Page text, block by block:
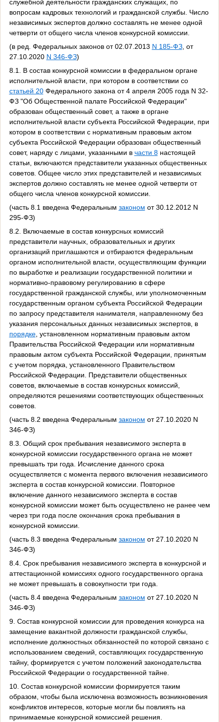
служебной деятельности гражданских служащих, по
вопросам кадровых технологий и гражданской службы. Число
независимых экспертов должно составлять не менее одной
четверти от общего числа членов конкурсной комиссии.
(в ред. Федеральных законов от 02.07.2013 N 185-ФЗ, от
27.10.2020 N 346-ФЗ)
8.1. В состав конкурсной комиссии в федеральном органе
исполнительной власти, при котором в соответствии со
статьей 20Федерального закона от 4 апреля 2005 года N 32-
ФЗ "Об Общественной палате Российской Федерации"
образован общественный совет, а также в органе
исполнительной власти субъекта Российской Федерации, при
котором в соответствии с нормативным правовым актом
субъекта Российской Федерации образован общественный
совет, наряду с лицами, указанными в части 8настоящей
статьи, включаются представители указанных общественных
советов. Общее число этих представителей и независимых
экспертов должно составлять не менее одной четверти от
общего числа членов конкурсной комиссии.
(часть 8.1 введена Федеральным законом от 30.12.2012 N
295-ФЗ)
8.2. Включаемые в состав конкурсных комиссий
представители научных, образовательных и других
организаций приглашаются и отбираются федеральным
органом исполнительной власти, осуществляющим функции
по выработке и реализации государственной политики и
нормативно-правовому регулированию в сфере
государственной гражданской службы, или уполномоченным
государственным органом субъекта Российской Федерации
по запросу представителя нанимателя, направленному без
указания персональных данных независимых экспертов, в
порядке, установленном нормативным правовым актом
Правительства Российской Федерации или нормативным
правовым актом субъекта Российской Федерации, принятым
с учетом порядка, установленного Правительством
Российской Федерации. Представители общественных
советов, включаемые в состав конкурсных комиссий,
определяются решениями соответствующих общественных
советов.
(часть 8.2 введена Федеральным законом от 27.10.2020 N
346-ФЗ)
8.3. Общий срок пребывания независимого эксперта в
конкурсной комиссии государственного органа не может
превышать три года. Исчисление данного срока
осуществляется с момента первого включения независимого
эксперта в состав конкурсной комиссии. Повторное
включение данного независимого эксперта в состав
конкурсной комиссии может быть осуществлено не ранее чем
через три года после окончания срока пребывания в
конкурсной комиссии.
(часть 8.3 введена Федеральным законом от 27.10.2020 N
346-ФЗ)
8.4. Срок пребывания независимого эксперта в конкурсной и
аттестационной комиссиях одного государственного органа
не может превышать в совокупности три года.
(часть 8.4 введена Федеральным законом от 27.10.2020 N
346-ФЗ)
9. Состав конкурсной комиссии для проведения конкурса на
замещение вакантной должности гражданской службы,
исполнение должностных обязанностей по которой связано с
использованием сведений, составляющих государственную
тайну, формируется с учетом положений законодательства
Российской Федерации о государственной тайне.
10. Состав конкурсной комиссии формируется таким
образом, чтобы была исключена возможность возникновения
конфликтов интересов, которые могли бы повлиять на
принимаемые конкурсной комиссией решения.